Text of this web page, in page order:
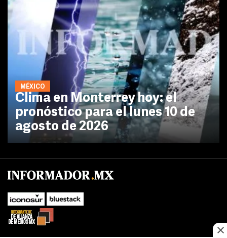
MÉXICO
Clima en Monterrey hoy: el
pronóstico para el lunes 10 de
agosto de 2026